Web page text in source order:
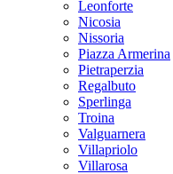
Leonforte
Nicosia
Nissoria
Piazza Armerina
Pietraperzia
Regalbuto
Sperlinga
Troina
Valguarnera
Villapriolo
Villarosa